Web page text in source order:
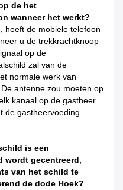
de het
wanneer het werkt?
heeft de mobiele telefoon
u de trekkrachtknoop
op de
zal van de
normale werk van
antenne zou moeten op
kanaal op de gastheer
de gastheervoeding
is een
wordt gecentreerd,
van het schild te
de dode Hoek?